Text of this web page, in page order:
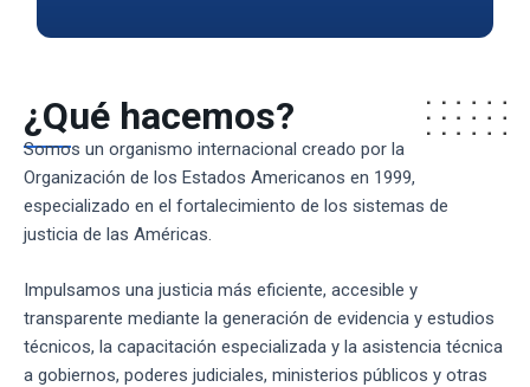
¿Qué hacemos?
Somos un organismo internacional creado por la
Organización de los Estados Americanos en 1999,
especializado en el fortalecimiento de los sistemas de
justicia de las Américas.
Impulsamos una justicia más eficiente, accesible y
transparente mediante la generación de evidencia y estudios
técnicos, la capacitación especializada y la asistencia técnica
a gobiernos, poderes judiciales, ministerios públicos y otras